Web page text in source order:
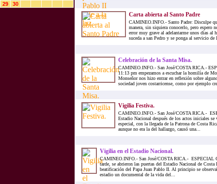
29
30
Carta abierta al Santo Padre
CAMINEO.INFO.- Santo Padre: Disculpe
manera, sin siquiera conocerlo, pero espero
error muy grave al adelantarme unos días al
suceda a san Pedro y se ponga al servicio
Celebración de la Santa Misa.
CAMINEO.INFO.- San José/COSTA RICA.-
11:13 pm empezamos a escuchar la homilía de
Monseñor nos hizo entrar en reflexión sobre
sociedad joven costarricense, como por ejemplo
Vigilia Festiva.
CAMINEO.INFO.- San José/COSTA RICA.-
Estadio Nacional después de los actos iniciales
especial, con la llegada de la Patrona de Costa
aunque no era la del hallazgo, causó una...
Vigilia en el Estadio Nacional.
CAMINEO.INFO.- San José/COSTA RICA.- ESPECIAL
tarde, se abrieron las puertas del Estadio Nacional de Costa
beatificación del Papa Juan Pablo II. Al principio se
estadio un documental de la vida del...